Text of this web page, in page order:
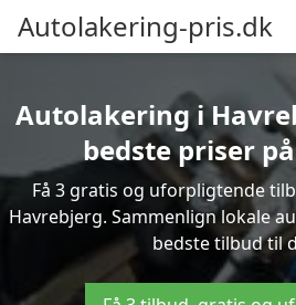
Autolakering-pris.dk
Autolakering i
bedste priser
Få 3 gratis og uforpligtende
Havrebjerg. Sammenlign lokale
bedste tilbud til